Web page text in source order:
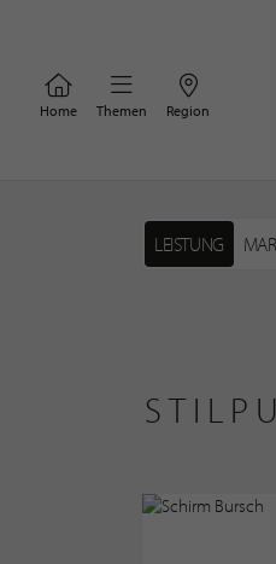
Home Themen Region
LEISTUNG